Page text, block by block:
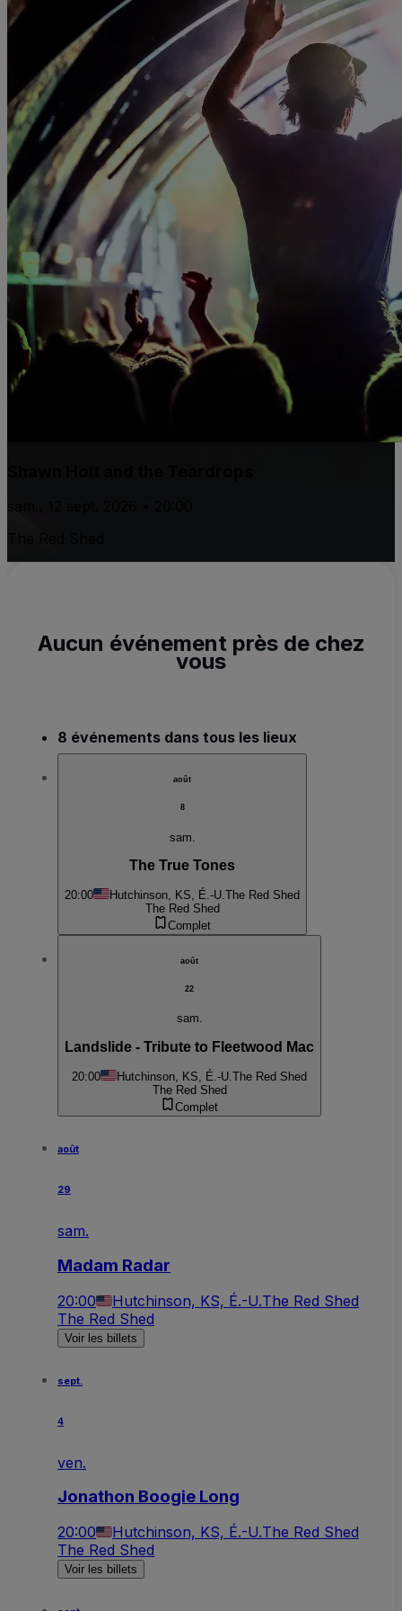
sam., 12 sept. 2026 • 20:00
Aucun événement près de chez
vous
8 événements dans tous les lieux
août
8
sam.
The True Tones
20:00 Hutchinson, KS, É.-U. The Red Shed
The Red Shed
Complet
août
22
sam.
Landslide - Tribute to Fleetwood Mac
20:00 Hutchinson, KS, É.-U. The Red Shed
The Red Shed
Complet
août
29
sam.
Madam Radar
20:00 Hutchinson, KS, É.-U.The Red Shed
The Red Shed
Voir les billets
sept.
4
ven.
Jonathon Boogie Long
20:00 Hutchinson, KS, É.-U.The Red Shed
The Red Shed
Voir les billets